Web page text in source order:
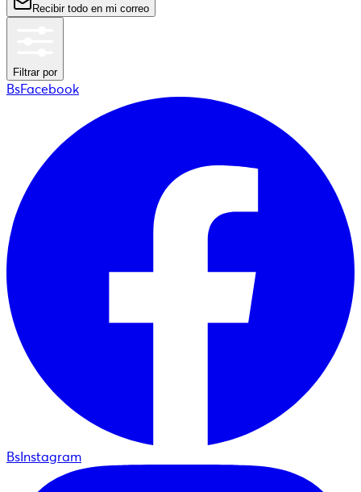
Recibir todo en mi correo
Filtrar por
BsFacebook
BsInstagram